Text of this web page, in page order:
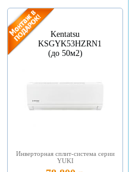
Kentatsu
KSGYK53HZRN1
(до 50м2)
Инверторная сплит-система серии
YUKI